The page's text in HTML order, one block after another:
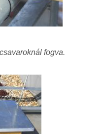
fogva.